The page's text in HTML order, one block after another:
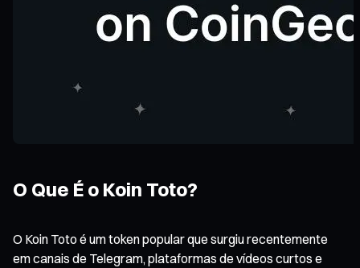
O Que É o Koin Toto?
O Koin Toto é um token popular que surgiu recentemente
em canais de Telegram, plataformas de vídeos curtos e